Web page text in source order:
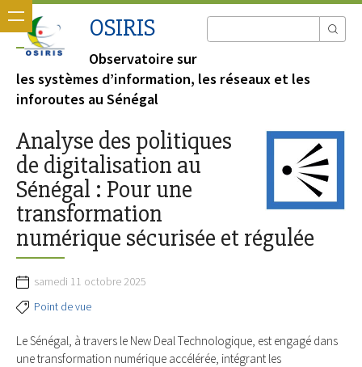
OSIRIS
Observatoire sur
les systèmes d’information, les réseaux et les
inforoutes au Sénégal
Analyse des politiques
de digitalisation au
Sénégal : Pour une
transformation
numérique sécurisée et régulée
samedi 11 octobre 2025
Point de vue
Le Sénégal, à travers le New Deal Technologique, est engagé dans
une transformation numérique accélérée, intégrant les